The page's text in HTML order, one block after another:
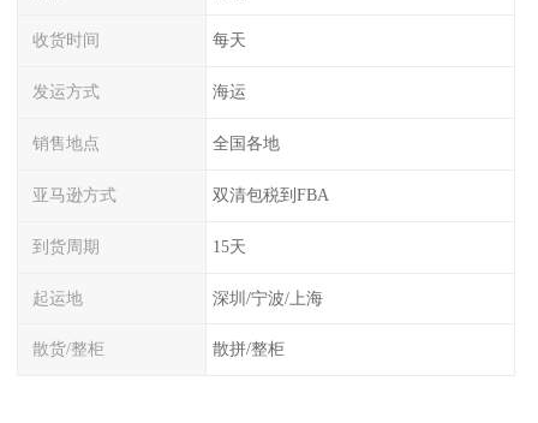
收货时间 每天
发运方式 海运
销售地点 全国各地
亚马逊方式 双清包税到FBA
到货周期 15天
起运地 深圳/宁波/上海
散货/整柜 散拼/整柜